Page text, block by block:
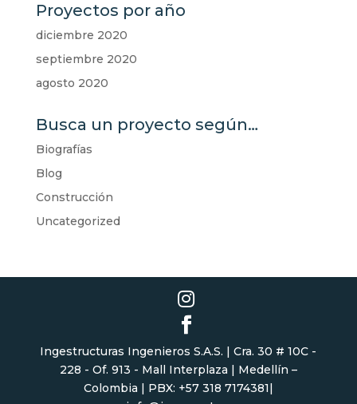
Proyectos por año
diciembre 2020
septiembre 2020
agosto 2020
Busca un proyecto según…
Biografías
Blog
Construcción
Uncategorized
Ingestructuras Ingenieros S.A.S. | Cra. 30 # 10C -
228 - Of. 913 - Mall Interplaza | Medellín –
Colombia | PBX: +57 318 7174381|